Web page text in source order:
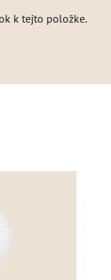
k tejto položke.